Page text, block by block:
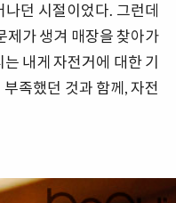
던 시절이었다. 그런데
제가 생겨 매장을 찾아가
내게 자전거에 대한 기
족했던 것과 함께, 자전